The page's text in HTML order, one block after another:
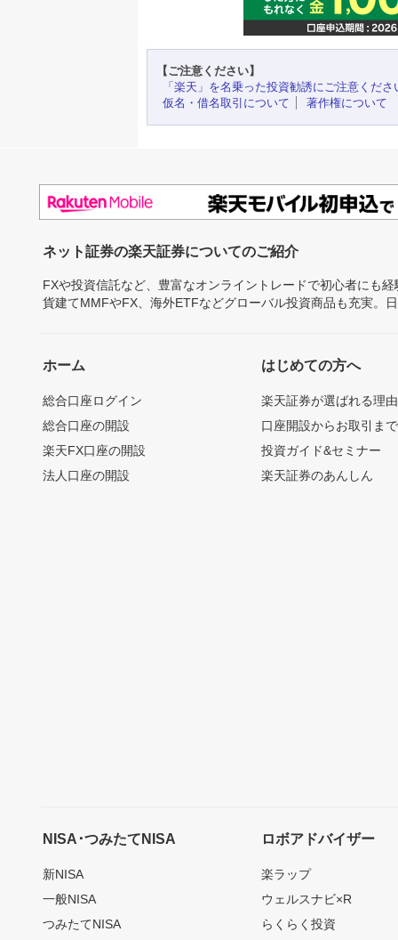
【ご注意ください】
「楽天」を名乗った投資勧誘にご注意くださ
仮名・借名取引について
著作権について
ネット証券の楽天証券についてのご紹介
FXや投資信託など、豊富なオンライントレードで初心者にも
貨建てMMFやFX、海外ETFなどグローバル投資商品も充実。
ホーム
総合口座ログイン
総合口座の開設
楽天FX口座の開設
法人口座の開設
はじめての方へ
楽天証券が選ばれる理由
口座開設からお取引ま
投資ガイド&セミナー
楽天証券のあんしん
NISA･つみたてNISA
新NISA
一般NISA
つみたてNISA
ロボアドバイザー
楽ラップ
ウェルスナビ×R
らくらく投資